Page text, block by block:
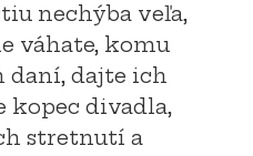
nechýba veľa,
váhate, komu
daní, dajte ich
kopec divadla,
stretnutí a